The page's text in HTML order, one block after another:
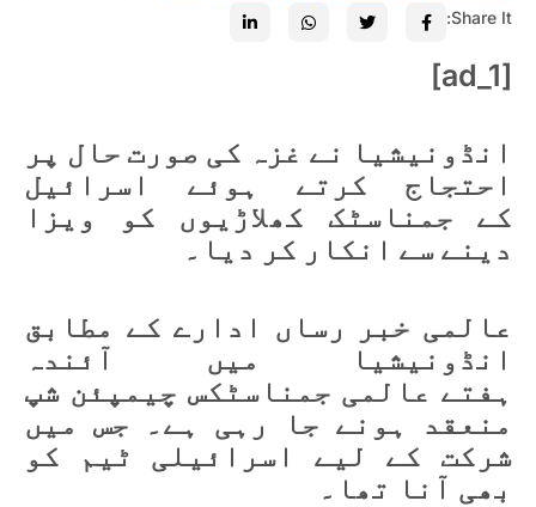
Share It:
[ad_1]
انڈونیشیا نے غزہ کی صورت حال پر
احتجاج کرتے ہوئے اسرائیل
کے جمناسٹک کھلاڑیوں کو ویزا
دینے سے انکار کر دیا۔
عالمی خبر رساں ادارے کے مطابق
انڈونیشیا میں آئندہ
ہفتے عالمی جمناسٹکس چیمپئن شپ
منعقد ہونے جا رہی ہے۔ جس میں
شرکت کے لیے اسرائیلی ٹیم کو
بھی آنا تھا۔